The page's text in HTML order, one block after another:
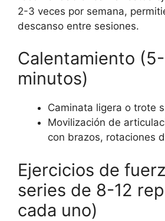
2-3 veces por semana,
descanso entre sesiones.
Calentamiento
minutos)
Caminata ligera o trote
Movilización de
con brazos, rotaciones
Ejercicios de
series de 8-12
cada uno)